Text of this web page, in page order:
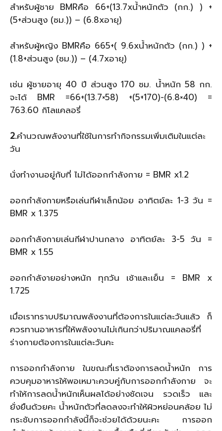
สำหรับผู้ชาย BMRคือ 66+(13.7xน้ำหนักตัว (กก.) ) +
(5+ส่วนสูง (ซม.)) – (6.8xอายุ)
สำหรับผู้หญิง BMRคือ 665+( 9.6xน้ำหนักตัว (กก.) ) +
(1.8+ส่วนสูง (ซม.)) – (4.7xอายุ)
เช่น ผู้ชายอายุ 40 ปี ส่วนสูง 170 ซม. น้ำหนัก 58 กก.
จะได้ BMR =66+(13.7×58) +(5+170)-(6.8×40) =
763.60 กิโลแคลอรี่
2.คำนวณพลังงานที่ใช้ในการทำกิจกรรมเพิ่มเติมในแต่ละ
วัน
นั่งทำงานอยู่กับที่ ไม่ได้ออกกำลังกาย = BMR x1.2
ออกกำลังกายหรือเล่นกีฬาเล็กน้อย อาทิตย์ละ 1-3 วัน =
BMR x 1.375
ออกกำลังกายเล่นกีฬาปานกลาง อาทิตย์ละ 3-5 วัน =
BMR x 1.55
ออกกำลังายอย่างหนัก ทุกวัน เช้าและเย็น = BMR x
1.725
เมื่อเราทราบปริมาณพลังงานที่ต้องการในแต่ละวันแล้ว ก็
ควรทานอาหารที่ให้พลังงานไม่เกินกว่าปริมาณแคลอรี่ที่
ร่างกายต้องการในแต่ละวันคะ
การออกกำลังกาย ในขณะที่เราต้องการลดน้ำหนัก การ
ควบคุมอาหารให้พอเหมาะควบคู่กับการออกกำลังกาย จะ
ทำให้การลดน้ำหนักเห็นผลได้อย่างชัดเจน รวดเร็ว และ
ยั่งยืนด้วยคะ น้ำหนักตัวที่ลดลงจะทำให้ผิวหย่อนคล้อย ไม่
กระชับการออกกำลังนี้ก็จะช่วยได้ด้วยนะคะ การออก